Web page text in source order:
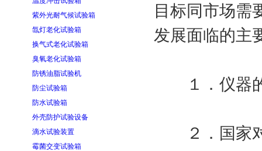
紫外光耐气候试验箱
氙灯老化试验箱
换气式老化试验箱
臭氧老化试验箱
防锈油脂试验机
防尘试验箱
防水试验箱
外壳防护试验设备
滴水试验装置
霉菌交变试验箱
目标同市场需
发展面临的主
１．仪器的
２．国家对